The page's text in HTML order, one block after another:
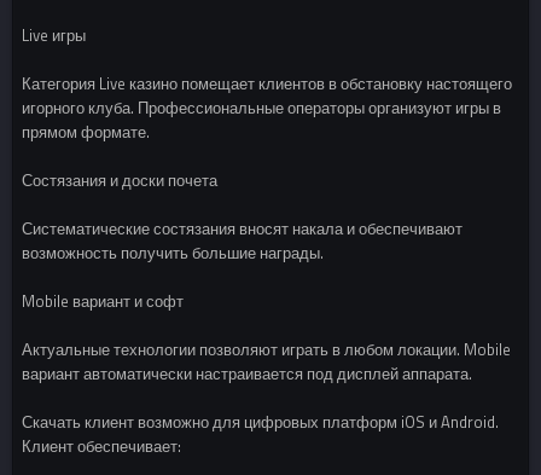
Live игры
Категория Live казино помещает клиентов в обстановку настоящего
игорного клуба. Профессиональные операторы организуют игры в
прямом формате.
Состязания и доски почета
Систематические состязания вносят накала и обеспечивают
возможность получить большие награды.
Mobile вариант и софт
Актуальные технологии позволяют играть в любом локации. Mobile
вариант автоматически настраивается под дисплей аппарата.
Скачать клиент возможно для цифровых платформ iOS и Android.
Клиент обеспечивает: